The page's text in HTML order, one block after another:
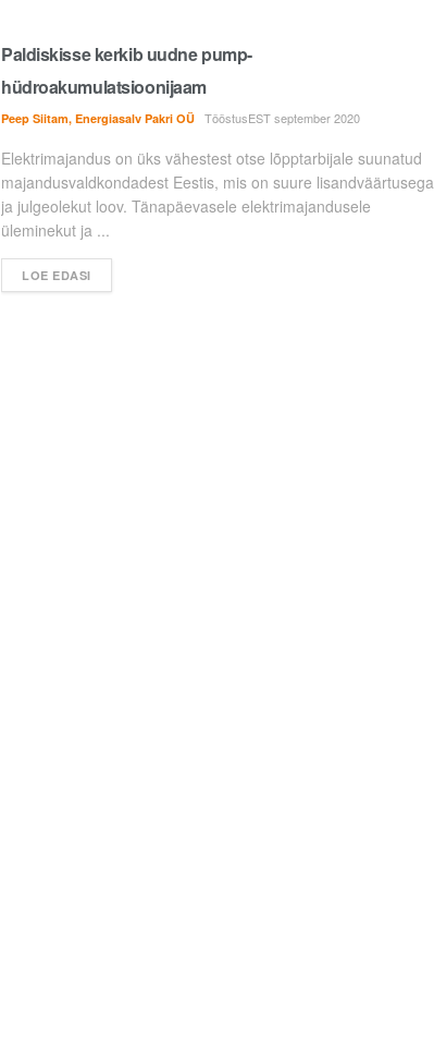
Paldiskisse kerkib uudne pump-
hüdroakumulatsioonijaam
Peep Siitam, Energiasalv Pakri OÜ TööstusEST september 2020
Elektrimajandus on üks vähestest otse lõpptarbijale suunatud
majandusvaldkondadest Eestis, mis on suure lisandväärtusega
ja julgeolekut loov. Tänapäevasele elektrimajandusele
üleminekut ja ...
LOE EDASI